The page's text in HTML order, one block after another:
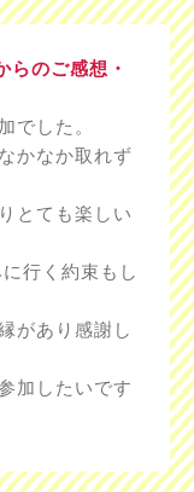
のご感想・
でした。
かなか取れず
とても楽しい
行く約束もし
があり感謝し
加したいです